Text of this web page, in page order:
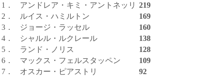
1． アンドレア・キミ・アントネッリ 219
2．
ルイス・ハミルトン
169
3．
ジョージ・ラッセル
160
4．
シャルル・ルクレール
138
5．
ランド・ノリス
128
6．
マックス・フェルスタッペン
109
7．
オスカー・ピアストリ
92